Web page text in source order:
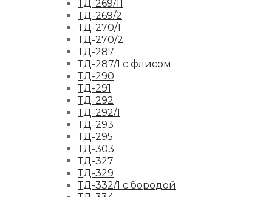
ТД-269/11
ТД-269/2
ТД-270/1
ТД-270/2
ТД-287
ТД-287/1 с флисом
ТД-290
ТД-291
ТД-292
ТД-292/1
ТД-293
ТД-295
ТД-303
ТД-327
ТД-329
ТД-332/1 с бородой